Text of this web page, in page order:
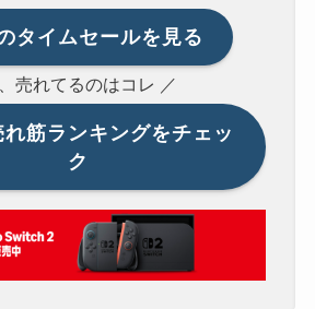
タイムセールを見る
売れてるのはコレ ／
れ筋ランキングをチェッ
ク